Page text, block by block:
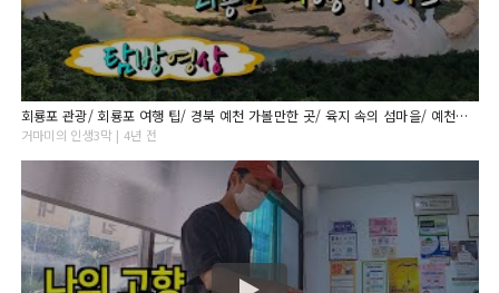
회룡포 관광/ 회룡포 여행 팁/ 경북 예천 가볼만한 곳/ 육지 속의 섬마을/ 예천제1경
거마미의 인생3막 | 4년 전